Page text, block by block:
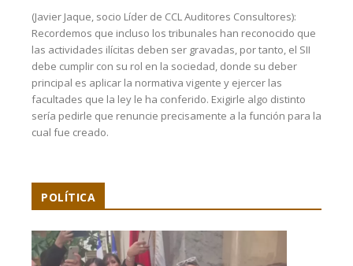
(Javier Jaque, socio Líder de CCL Auditores Consultores):
Recordemos que incluso los tribunales han reconocido que
las actividades ilícitas deben ser gravadas, por tanto, el SII
debe cumplir con su rol en la sociedad, donde su deber
principal es aplicar la normativa vigente y ejercer las
facultades que la ley le ha conferido. Exigirle algo distinto
sería pedirle que renuncie precisamente a la función para la
cual fue creado.
POLÍTICA